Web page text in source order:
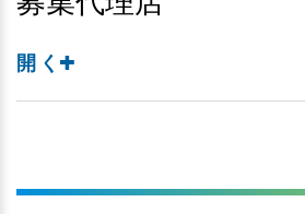
開く